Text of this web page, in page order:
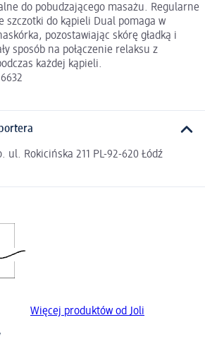
do pobudzającego masażu. Regularne
szczotki do kąpieli Dual pomaga w
pozostawiając skórę gładką i
sposób na połączenie relaksu z
każdej kąpieli.
ul. Rokicińska 211 PL-92-620 Łódź
Więcej produktów od Joli